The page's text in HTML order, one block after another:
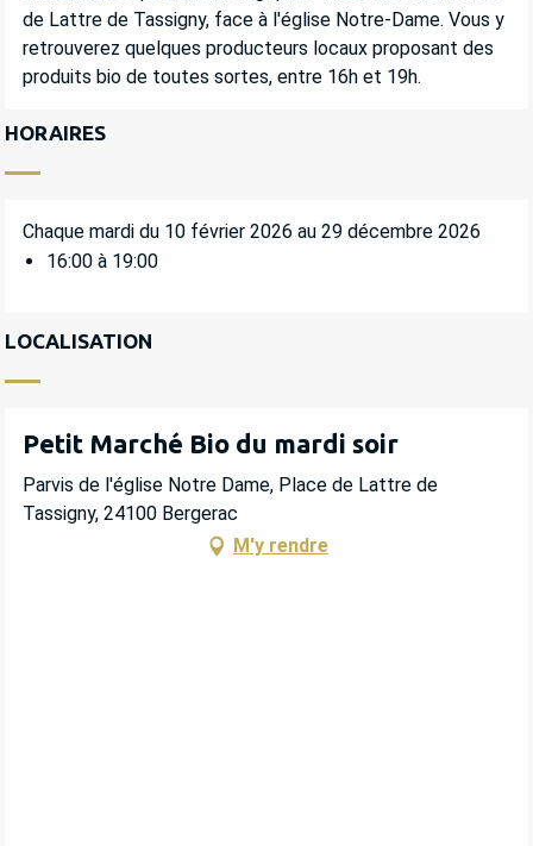
de Lattre de Tassigny, face à l'église Notre-Dame. Vous y
retrouverez quelques producteurs locaux proposant des
produits bio de toutes sortes, entre 16h et 19h.
HORAIRES
Chaque mardi du 10 février 2026 au 29 décembre 2026
16:00 à 19:00
LOCALISATION
Petit Marché Bio du mardi soir
Parvis de l'église Notre Dame, Place de Lattre de
Tassigny, 24100 Bergerac
M'y rendre